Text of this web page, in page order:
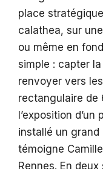
place
calathea, sur
ou même en
simple : capter
renvoyer vers
rectangulaire de
l’exposition
installé un grand
témoigne
Rennes. En